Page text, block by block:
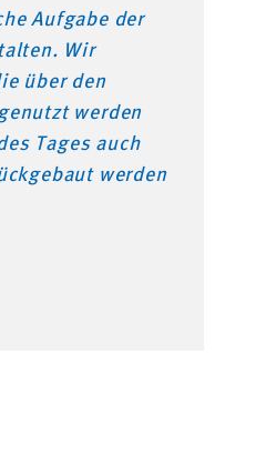
Aufgabe der
Wir
über den
werden
Tages auch
werden